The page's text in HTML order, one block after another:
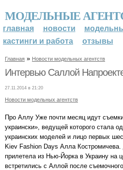
МОДЕЛЬНЫЕ
главная новости
кастинги и работа
отзывы
Главная » Новости модельных агентств
Интервью Саллой
27.11.2014 в 21:20
Новости модельных агентств
Про Аллу Уже почти месяц идут
украински», ведущей которого стала
украинских моделей и лицо первых
Kiev Fashion Days Алла
прилетела из Нью-Йорка в Украину на
встретились с Аллой после